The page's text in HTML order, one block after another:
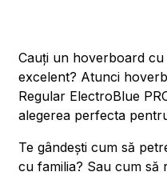
Cauți un hoverboard
excelent? Atunci
Regular ElectroBlue
alegerea perfecta
Te gândești cum să
cu familia? Sau cum să